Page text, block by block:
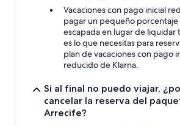
Vacaciones con pago inicial
pagar un pequeño porcentaje
escapada en lugar de liquidar
es lo que necesitas para
plan de vacaciones con pago
reducido de Klarna.
Si al final no puedo viajar,
cancelar la reserva del
Arrecife?